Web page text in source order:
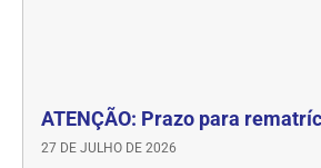
ATENÇÃO: Prazo para
27 DE JULHO DE 2026